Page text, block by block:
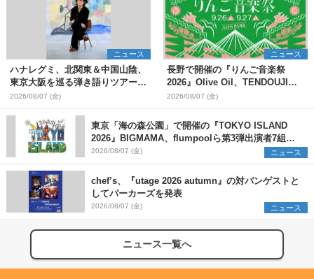
ニュース
ハナレグミ、北関東＆中国山陰、
東京大阪を巡る弾き語りツアー10
月より開催決定
2026/08/07 (金)
ニュース
長野で開催の『りんご音楽祭
2026』Olive Oil、TENDOUJIら
第11弾出演アーティスト（16組）
を発表
2026/08/07 (金)
東京「海の森公園」で開催の『TOKYO ISLAND
2026』BIGMAMA、flumpoolら第3弾出演者7組を
発表 ワークショップ・アート出展者を募集
2026/08/07 (金) ニュース
chef’s、『utage 2026 autumn』の対バンゲストと
してパーカーズを発表
2026/08/07 (金) ニュース
ニュース一覧へ